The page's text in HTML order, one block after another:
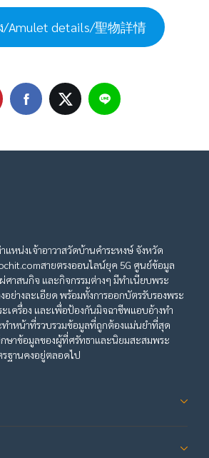
/Amulet details/聖物詳情
แหน่งเจ้าอาวาสวัดบ้านคำระหงษ์ จังหวัด
สายตรงออนไลน์ยุค 5G ศูนย์ข้อมูล
ศาสนกิจ และกิจกรรมต่างๆ มีทำเนียบพระ
อย่างละเอียด พร้อมทั้งการออกบัตรรับรองพระ
เครื่อง และเพื่อป้องกันมิจฉาชีพแอบอ้างทำ
ำหน้าที่รวบรวมข้อมูลที่ถูกต้องแม่นยำที่สุด
กษาข้อมูลของผู้ที่ศรัทธาและนิยมสะสมพระ
รฐานคงอยู่ตลอดไป